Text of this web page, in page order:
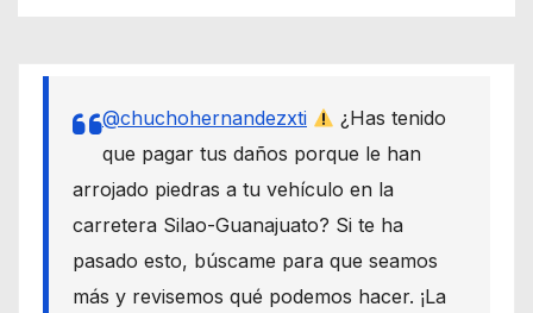
@chuchohernandezxti
¿Has tenido
que pagar tus daños porque le han
arrojado piedras a tu vehículo en la
carretera Silao-Guanajuato? Si te ha
pasado esto, búscame para que seamos
más y revisemos qué podemos hacer. ¡La